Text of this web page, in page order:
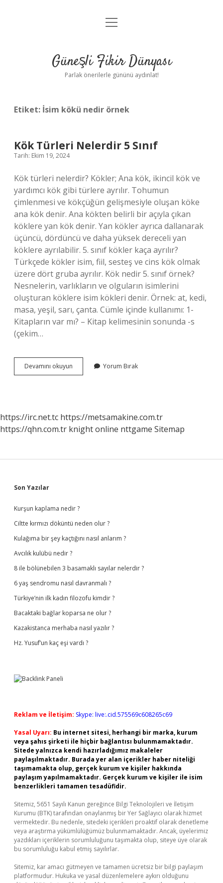
Anasayfa
Yasal Uyarı
menüyü
Güneşli Fikir Dünyası
Parlak önerilerle gününü aydınlat!
Etiket: İsim kökü nedir örnek
Kök Türleri Nelerdir 5 Sınıf
Tarih: Ekim 19, 2024
Kök türleri nelerdir? Kökler; Ana kök, ikincil kök ve
yardımcı kök gibi türlere ayrılır. Tohumun
çimlenmesi ve kökçüğün gelişmesiyle oluşan köke
ana kök denir. Ana kökten belirli bir açıyla çıkan
köklere yan kök denir. Yan kökler ayrıca dallanarak
üçüncü, dördüncü ve daha yüksek dereceli yan
köklere ayrılabilir. 5. sınıf kökler kaça ayrılır?
Türkçede kökler isim, fiil, sesteş ve cins kök olmak
üzere dört gruba ayrılır. Kök nedir 5. sınıf örnek?
Nesnelerin, varlıkların ve olguların isimlerini
oluşturan köklere isim kökleri denir. Örnek: at, kedi,
masa, yeşil, sarı, çanta. Cümle içinde kullanımı: 1-
Kitapların var mı? – Kitap kelimesinin sonunda -s
(çekim…
Devamını okuyun
Türleri
Yorum Bırak
https://irc.net.tc https://metsamakine.com.tr
https://qhn.com.tr knight online nttgame Sitemap
Sidebar
Son Yazılar
Kurşun kaplama nedir ?
Ciltte kırmızı döküntü neden olur ?
Kulağıma bir şey kaçtığını nasıl anlarım ?
Avcılık kulübü nedir ?
8 ile bölünebilen 3 basamaklı sayılar nelerdir ?
6 yaş sendromu nasıl davranmalı ?
Türkiye’nin ilk kadın filozofu kimdir ?
Bacaktaki bağlar koparsa ne olur ?
Kazakistanca merhaba nasıl yazılır ?
Hz. Yusuf’un kaç eşi vardı ?
Reklam ve İletişim: Skype: live:.cid.575569c608265c69
Yasal Uyarı: Bu internet sitesi, herhangi bir marka, kurum
veya şahıs şirketi ile hiçbir bağlantısı bulunmamaktadır.
Sitede yalnızca kendi hazırladığımız makaleler
paylaşılmaktadır. Burada yer alan içerikler haber niteliği
taşımamakta olup, gerçek kurum ve kişiler hakkında
paylaşım yapılmamaktadır. Gerçek kurum ve kişiler ile isim
benzerlikleri tamamen tesadüfidir.
Sitemiz, 5651 Sayılı Kanun gereğince Bilgi Teknolojileri ve İletişim
Kurumu (BTK) tarafından onaylanmış bir Yer Sağlayıcı olarak hizmet
vermektedir. Bu nedenle, sitedeki içerikleri proaktif olarak denetleme
veya araştırma yükümlülüğümüz bulunmamaktadır. Ancak, üyelerimiz
yazdıkları içeriklerin sorumluluğunu taşımakta olup, siteye üye olarak
bu sorumluluğu kabul etmiş sayılırlar.
Sitemiz, kar amacı gütmeyen ve tamamen ücretsiz bir bilgi paylaşım
platformudur. Hukuka ve yasal düzenlemelere aykırı olduğunu